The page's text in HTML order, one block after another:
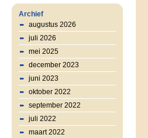
Archief
augustus 2026
juli 2026
mei 2025
december 2023
juni 2023
oktober 2022
september 2022
juli 2022
maart 2022